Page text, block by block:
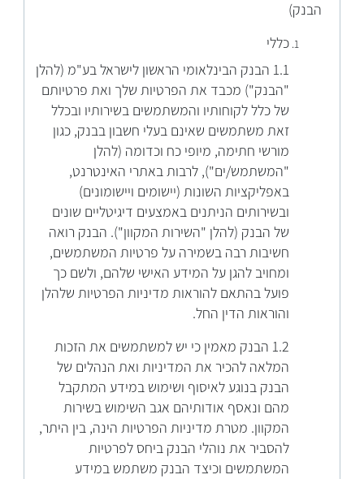
הבנק)
כללי
1.1 הבנק הבינלאומי הראשון לישראל בע"מ (להלן
"הבנק") מכבד את הפרטיות שלך ואת פרטיותם
של כלל לקוחותיו והמשתמשים בשירותיו ובכלל
זאת משתמשים שאינם בעלי חשבון בבנק, כגון
מורשי חתימה, מיופי כח וכדומה (להלן
"המשתמש/ים"), לרבות באתרי האינטרנט,
באפליקציות השונות (יישומים ויישומונים)
ובשירותים הניתנים באמצעים דיגיטליים שונים
של הבנק (להלן "השירות המקוון"). הבנק רואה
חשיבות רבה בשמירה על פרטיות המשתמשים,
ומחויב להגן על המידע האישי שלהם, ולשם כך
פועל בהתאם להוראות מדיניות הפרטיות שלהלן
והוראות הדין החל.
1.2 הבנק מאמין כי יש למשתמשים את הזכות
המלאה להכיר את המדיניות ואת הנהלים של
הבנק בנוגע לאיסוף ושימוש במידע המתקבל
מהם ונאסף אודותיהם אגב השימוש בשירות
המקוון. מטרת מדיניות הפרטיות הינה, בין היתר,
להסביר את נוהלי הבנק ביחס לפרטיות
המשתמשים וכיצד הבנק משתמש במידע